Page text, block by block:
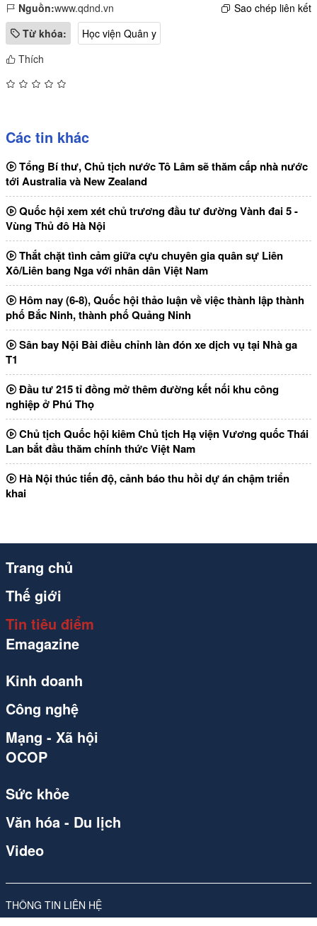
Nguồn:www.qdnd.vn
Sao chép liên kết
Từ khóa:
Học viện Quân y
Thích
Các tin khác
Tổng Bí thư, Chủ tịch nước Tô Lâm sẽ thăm cấp nhà nước
tới Australia và New Zealand
Quốc hội xem xét chủ trương đầu tư đường Vành đai 5 -
Vùng Thủ đô Hà Nội
Thắt chặt tình cảm giữa cựu chuyên gia quân sự Liên
Xô/Liên bang Nga với nhân dân Việt Nam
Hôm nay (6-8), Quốc hội thảo luận về việc thành lập thành
phố Bắc Ninh, thành phố Quảng Ninh
Sân bay Nội Bài điều chỉnh làn đón xe dịch vụ tại Nhà ga
T1
Đầu tư 215 tỉ đồng mở thêm đường kết nối khu công
nghiệp ở Phú Thọ
Chủ tịch Quốc hội kiêm Chủ tịch Hạ viện Vương quốc Thái
Lan bắt đầu thăm chính thức Việt Nam
Hà Nội thúc tiến độ, cảnh báo thu hồi dự án chậm triển
khai
THÔNG TIN LIÊN HỆ
Trang chủ
Thế giới
Tin tiêu điểm
Emagazine
Kinh doanh
Công nghệ
Mạng - Xã hội
OCOP
Sức khỏe
Văn hóa - Du lịch
Video